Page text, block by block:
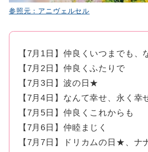
参照元：アニヴェルセル
【7月1日】仲良くいつまでも、
【7月2日】仲良くふたりで
【7月3日】波の日★
【7月4日】なんて幸せ、永く幸
【7月5日】仲良くこれからも
【7月6日】仲睦まじく
【7月7日】ドリカムの日★、ナ